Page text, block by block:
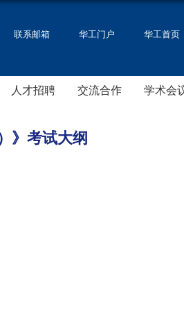
联系邮箱 华工门户 华工首页
人才招聘 交流合作 学术会
》考试大纲